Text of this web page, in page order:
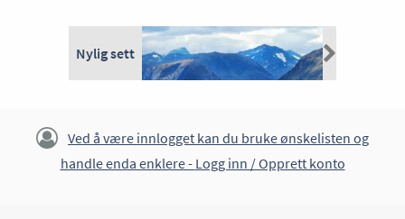
Nylig sett
Ved å være innlogget kan du bruke ønskelisten og
handle enda enklere - Logg inn / Opprett konto